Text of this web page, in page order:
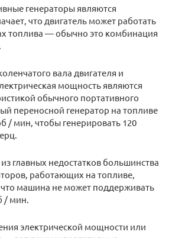
генераторы являются
что двигатель может работать
топлива — обычно это комбинация
вала двигателя и
мощность являются
обычного портативного
переносной генератор на топливе
/ мин, чтобы генерировать 120
главных недостатков большинства
работающих на топливе,
что машина не может поддерживать
/ мин.
электрической мощности или